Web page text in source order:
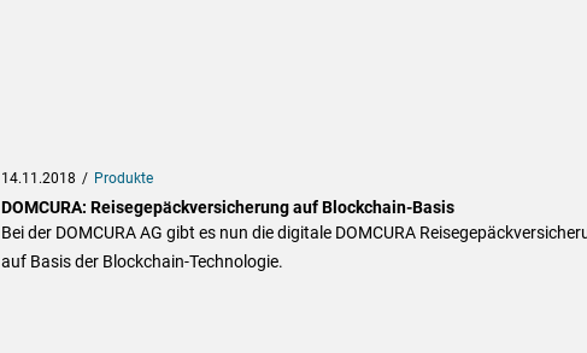
14.11.2018 Produkte
DOMCURA: Reisegepäckversicherung auf Blockchain-Basis
Bei der DOMCURA AG gibt es nun die digitale DOMCURA
auf Basis der Blockchain-Technologie.